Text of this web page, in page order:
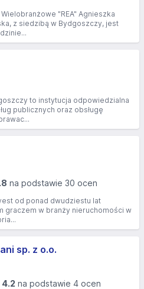
"REA" Agnieszka
z siedzibą w Bydgoszczy, jest
to instytucja odpowiedzialna
publicznych oraz obsługę
na podstawie 30 ocen
od ponad dwudziestu lat
graczem w branży nieruchomości w
sp. z o.o.
4.2 na podstawie 4 ocen